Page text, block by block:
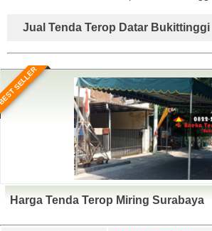
Jual Tenda Terop Datar Bukittinggi
SELLER
Harga Tenda Terop Miring Surabaya